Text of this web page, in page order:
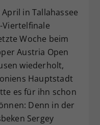
in Tallahassee
Viertelfinale
Woche beim
Austria Open
wiederholt,
Hauptstadt
es für ihn schon
Denn in der
Sergey